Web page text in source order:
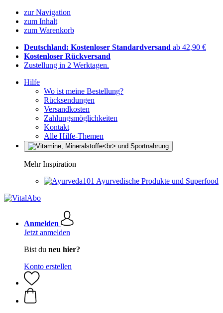
zur Navigation
zum Inhalt
zum Warenkorb
Deutschland: Kostenloser Standardversand ab 42,90 €
Kostenloser Rückversand
Zustellung in 2 Werktagen.
Hilfe
Wo ist meine Bestellung?
Rücksendungen
Versandkosten
Zahlungsmöglichkeiten
Kontakt
Alle Hilfe-Themen
Mehr Inspiration
Ayurvedische Produkte und Superfood
Anmelden
Jetzt anmelden
Bist du neu hier?
Konto erstellen